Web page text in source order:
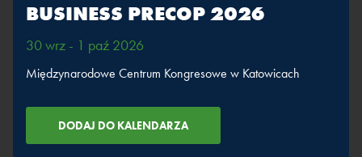
Polska w
europejskiej
polityce
klimatycznej
Emisje pod lupą
BUSINESS PRECOP 2026
30 wrz - 1 paź 2026
Międzynarodowe Centrum Kongresowe w Katowicach